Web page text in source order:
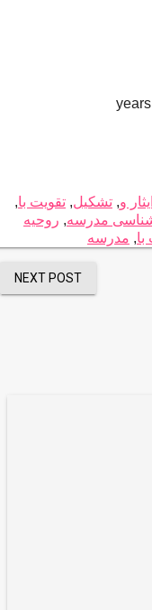
ایثار و, تشکیل, تقویت با,
مدرسه, روحیه
, مدرسه
NEXT POST